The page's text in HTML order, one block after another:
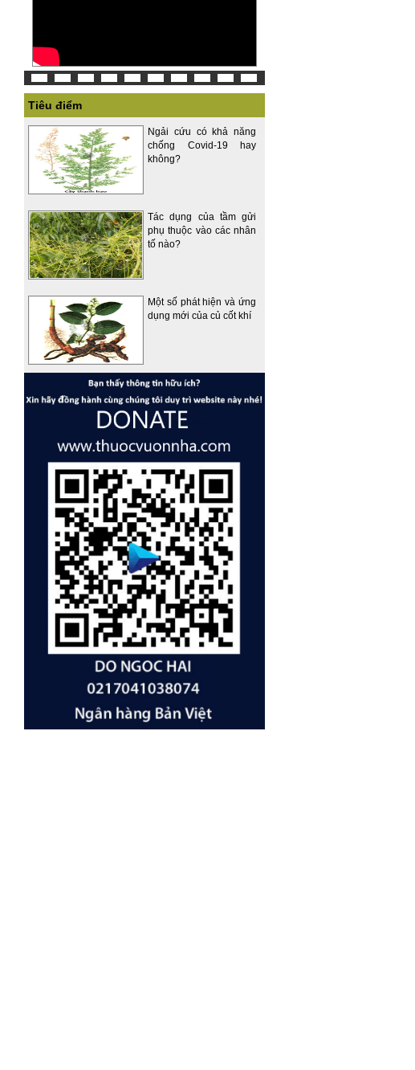
Tiêu điểm
Ngải cứu có khả năng
chống Covid-19 hay
không?
Tác dụng của tầm gửi
phụ thuộc vào các nhân
tố nào?
Một số phát hiện và ứng
dụng mới của củ cốt khí